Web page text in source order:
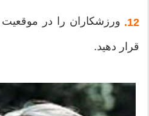
12. ورزشکاران را در
قرار دهید.